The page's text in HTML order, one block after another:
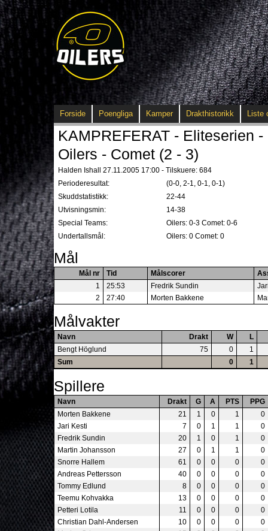
Forside Poengliga Kamper Drakthistorikk Liste
KAMPREFERAT - Eliteserien -
Oilers - Comet (2 - 3)
Halden Ishall 27.11.2005 17:00 - Tilskuere: 684
Perioderesultat:
(0-0, 2-1, 0-1, 0-1)
Skuddstatistikk:
22-44
Utvisningsmin:
14-38
Special Teams:
Oilers: 0-3 Comet: 0-6
Undertallsmål:
Oilers: 0 Comet: 0
Mål
Mål nr Tid Målscorer
1
25:53 Fredrik Sundin
2
27:40 Morten Bakkene
Målvakter
Navn Drakt W
L
Bengt Höglund
75 0
1
Sum
0 1
Spillere
Navn Drakt G A PTS
PPG
Morten Bakkene
21 1 0 1
0
Jari Kesti
7 0 1 1
0
Fredrik Sundin
20 1 0 1
0
Martin Johansson
27 0 1 1
0
Snorre Hallem
61 0 0 0
0
Andreas Pettersson
40 0 0 0
0
Tommy Edlund
8 0 0 0
0
Teemu Kohvakka
13 0 0 0
0
Petteri Lotila
11 0 0 0
0
Christian Dahl-Andersen
10 0 0 0
0